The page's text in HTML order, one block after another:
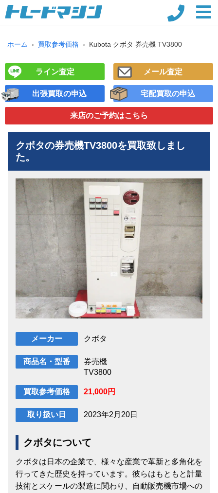
ホーム 買取参考価格 Kubota クボタ 券売機 TV3800
ライン査定 メール査定
出張買取の申込 宅配買取の申込
来店のご予約はこちら
クボタの券売機TV3800を買取致しまし
た。
メーカー クボタ
商品名・型番
券売機
TV3800
買取参考価格 21,000円
取り扱い日 2023年2月20日
クボタについて
クボタは日本の企業で、様々な産業で革新と多角化を
行ってきた歴史を持っています。彼らはもともと計量
技術とスケールの製造に関わり、自動販売機市場への